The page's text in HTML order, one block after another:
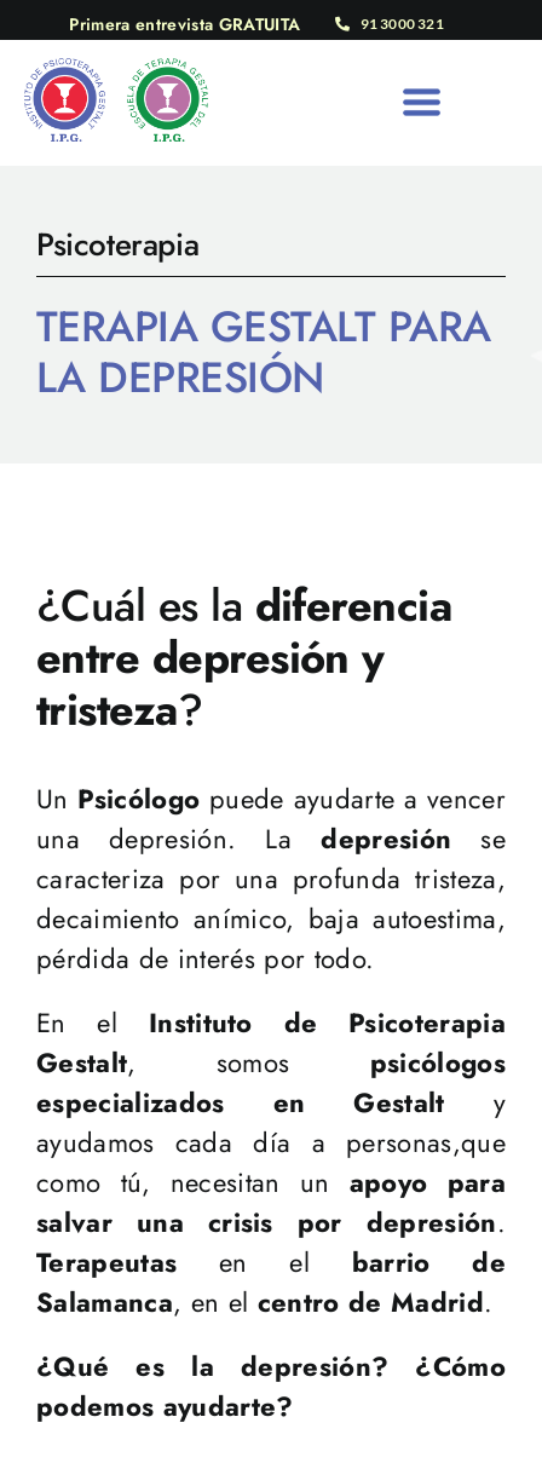
contenido
Primera entrevista GRATUITA 91 3000 321
Psicoterapia
TERAPIA GESTALT PARA
LA DEPRESIÓN
¿Cuál es la diferencia
entre depresión y
tristeza?
Un Psicólogo puede ayudarte a vencer
una depresión. Ladepresión se
caracteriza por una profunda tristeza,
decaimiento anímico, baja autoestima,
pérdida de interés por todo.
En el Instituto de Psicoterapia
Gestalt, somos psicólogos
especializados en Gestalt y
ayudamos cada día a personas,que
como tú, necesitan un apoyo para
salvar una crisis por depresión.
Terapeutas en el barrio de
Salamanca, en el centro de Madrid.
¿Qué es la depresión? ¿Cómo
podemos ayudarte?